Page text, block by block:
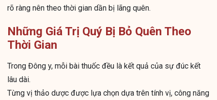
rõ ràng nên theo thời gian dần bị lãng quên.
Những Giá Trị Quý Bị Bỏ Quên Theo
Thời Gian
Trong Đông y, mỗi bài thuốc đều là kết quả của sự đúc kết
lâu dài.
Từng vị thảo dược được lựa chọn dựa trên tính vị, công năng